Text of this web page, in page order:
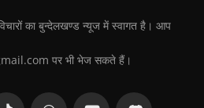
का बुन्देलखण्ड न्यूज में स्वागत है। आप
पर भी भेज सकते हैं।